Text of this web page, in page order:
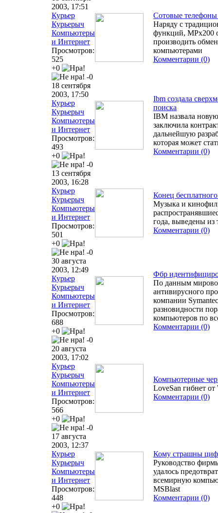
2003, 17:51
Курьер
Курьерыч
Компьютеры
и Интернет
Просмотров:
525
+0
-0
Сотовые
Наряду с
функций, MPx200
производить
компьютерами
Комментарии (0)
18 сентября
2003, 17:50
Курьер
Курьерыч
Компьютеры
и Интернет
Просмотров:
493
+0
-0
Ibm создала
поиска
IBM назвала
заключила
дальнейшую
которая может
Комментарии (0)
13 сентября
2003, 16:28
Курьер
Курьерыч
Компьютеры
и Интернет
Просмотров:
501
+0
-0
Конец
Музыка и
года, выведены из
Комментарии (0)
30 августа
2003, 12:49
Курьер
Курьерыч
Компьютеры
и Интернет
Просмотров:
688
+0
-0
Фбр
По данным
антивирусного
компании
разновидности
компьютеров по
Комментарии (0)
20 августа
2003, 17:02
Курьер
Курьерыч
Компьютеры
и Интернет
Просмотров:
566
+0
-0
Компьютерные
LoveSan гибнет от
Комментарии (0)
17 августа
2003, 12:37
Курьер
Курьерыч
Компьютеры
и Интернет
Просмотров:
448
+0
Кому страшны
Руководство
удалось
всемирную
MSBlast
Комментарии (0)